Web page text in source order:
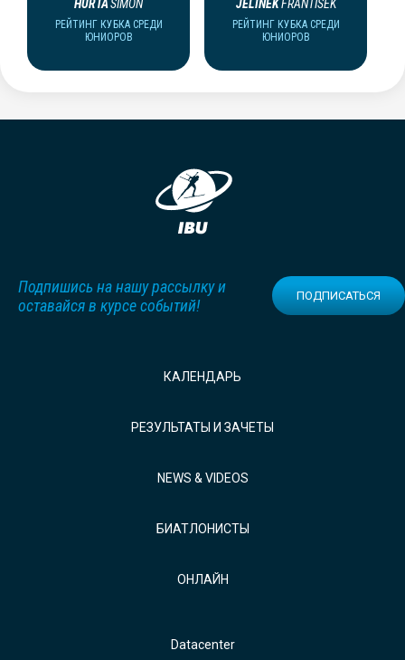
HURTASIMON
РЕЙТИНГ КУБКА СРЕДИ
ЮНИОРОВ
JELINEKFRANTISEK
РЕЙТИНГ КУБКА СРЕДИ
ЮНИОРОВ
Подпишись на нашу рассылку и
оставайся в курсе событий!
ПОДПИСАТЬСЯ
КАЛЕНДАРЬ
РЕЗУЛЬТАТЫ И ЗАЧЕТЫ
NEWS & VIDEOS
БИАТЛОНИСТЫ
ОНЛАЙН
Datacenter